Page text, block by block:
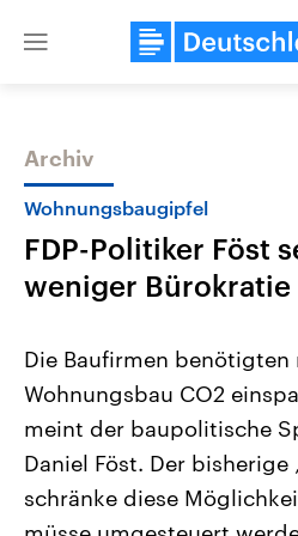
Close
Themen
Landtagswahl Sachsen-Anhalt
2026
Alle Informationen
Sachsen-Anhalt wählt am 6.
September 2026 einen neuen
Landtag. Seit 2021 wird das
Bundesland von einer Koalition
Archiv
Wohnungsbaugipfel
FDP-Politiker Föst
weniger Bürokratie
Die Baufirmen benötigten
Wohnungsbau CO2
meint der baupolitische
Daniel Föst. Der bisherige
schränke diese